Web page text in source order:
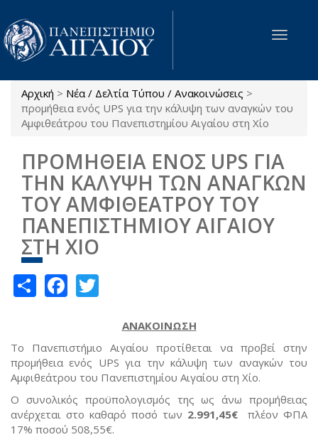
Παράκαμψη προς το κυρίως περιεχόμενο
Toggle
Είστε εδώ
Αρχική > Νέα / Δελτία Τύπου / Ανακοινώσεις >
προμήθεια ενός UPS για την κάλυψη των αναγκών του
Αμφιθεάτρου του Πανεπιστημίου Αιγαίου στη Χίο
ΠΡΟΜΗΘΕΙΑ ΕΝΟΣ UPS ΓΙΑ
ΤΗΝ ΚΑΛΥΨΗ ΤΩΝ ΑΝΑΓΚΩΝ
ΤΟΥ ΑΜΦΙΘΕΑΤΡΟΥ ΤΟΥ
ΠΑΝΕΠΙΣΤΗΜΙΟΥ ΑΙΓΑΙΟΥ
ΣΤΗ ΧΙΟ
ShareFacebook
ΑΝΑΚΟΙΝΩΣΗ
Το Πανεπιστήμιο Αιγαίου προτίθεται να προβεί στην
προμήθεια ενός UPS για την κάλυψη των αναγκών του
Αμφιθεάτρου του Πανεπιστημίου Αιγαίου στη Χίο.
Ο συνολικός προϋπολογισμός της ως άνω προμήθειας
ανέρχεται στο καθαρό ποσό των 2.991,45€ πλέον ΦΠΑ
17% ποσού 508,55€.